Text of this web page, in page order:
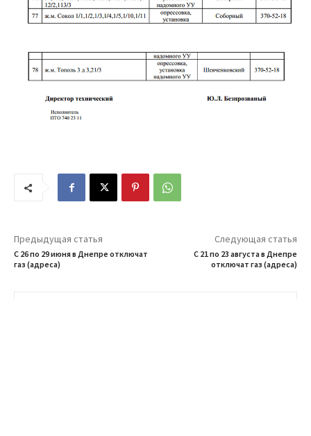
Предыдущая статья
С 26 по 29 июня в Днепре отключат
газ (адреса)
Следующая статья
С 21 по 23 августа в Днепре
отключат газ (адреса)